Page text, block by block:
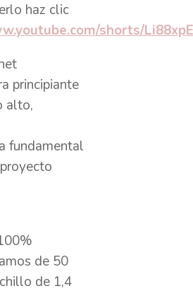
haz clic
shorts/
principiante
alto,
fundamental
de 50
de 1,4